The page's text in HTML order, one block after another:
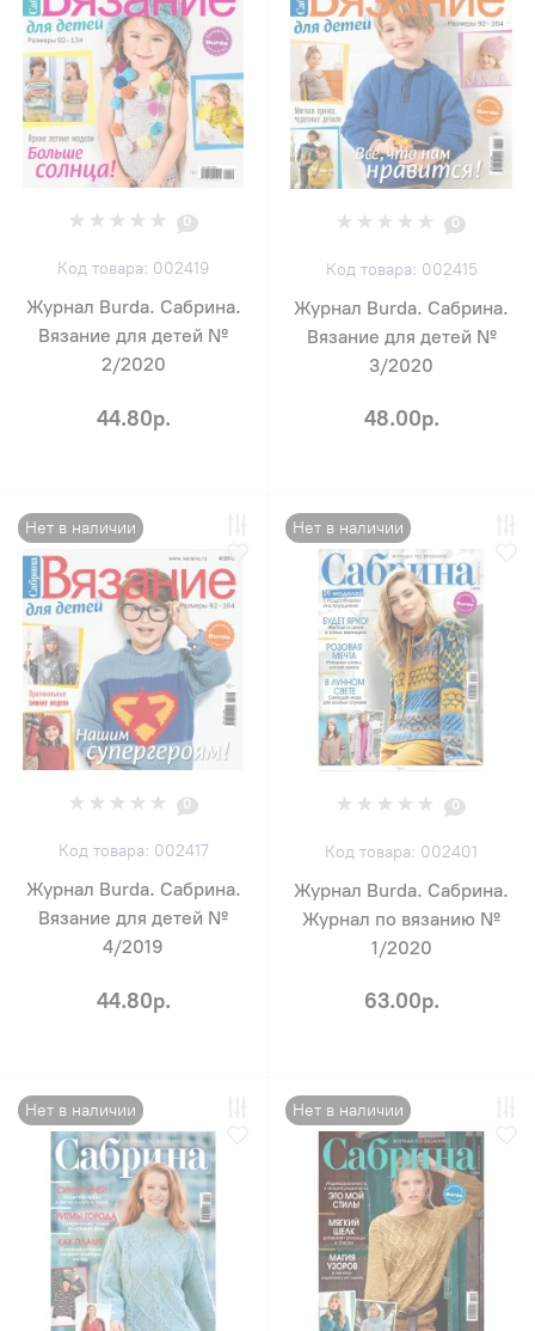
0
Код товара: 002419
Журнал Burda. Сабрина.
Вязание для детей №
2/2020
44.80р.
0
Код товара: 002415
Журнал Burda. Сабрина.
Вязание для детей №
3/2020
48.00р.
Нет в наличии
0
Код товара: 002417
Журнал Burda. Сабрина.
Вязание для детей №
4/2019
44.80р.
Нет в наличии
0
Код товара: 002401
Журнал Burda. Сабрина.
Журнал по вязанию №
1/2020
63.00р.
Нет в наличии Нет в наличии